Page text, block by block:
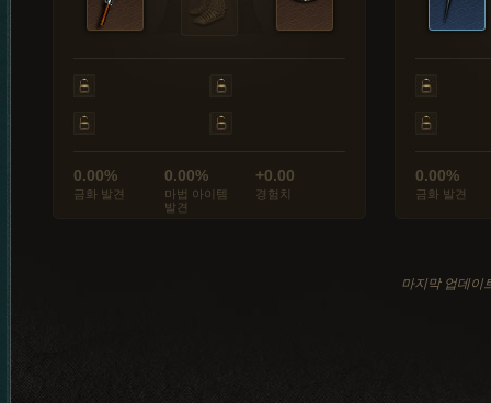
0.00%
금화 발견
0.00%
마법 아이템
발견
+0.00
경험치
0.00%
금화 발견
마지막 업데이